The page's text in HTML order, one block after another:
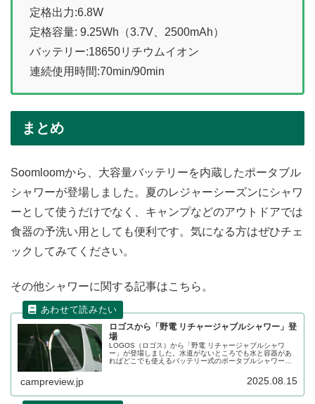
定格出力:6.8W
定格容量: 9.25Wh（3.7V、2500mAh）
バッテリー:18650リチウムイオン
連続使用時間:70min/90min
まとめ
Soomloomから、大容量バッテリーを内蔵したポータブル
シャワーが登場しました。夏のレジャーシーズンにシャワ
ーとして使うだけでなく、キャンプなどのアウトドアでは
食器の予洗い用としても便利です。気になる方はぜひチェ
ックしてみてください。
その他シャワーに関する記事はこちら。
ロゴスから「野電 リチャージャブルシャワー」登
場
LOGOS（ロゴス）から「野電 リチャージャブルシャワ
ー」が登場しました。水道がないところでも水と容器があ
ればどこでも使えるバッテリー式のポータブルシャワー
アで幅広く活躍します。詳細をレビューします。
campreview.jp 2025.08.15